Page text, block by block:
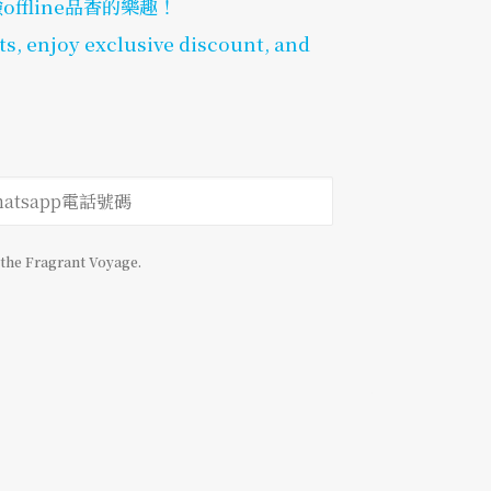
品香的樂趣！
enjoy exclusive discount, and
Fragrant Voyage.